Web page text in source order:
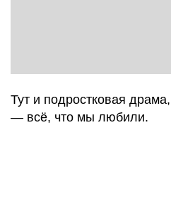
Тут и подростковая
— всё, что мы любили.